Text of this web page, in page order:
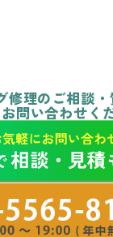
修理のご相談・
問い合わせく